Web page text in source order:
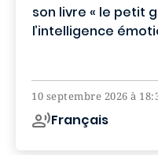
son livre « le petit
l’intelligence
10 septembre
Français